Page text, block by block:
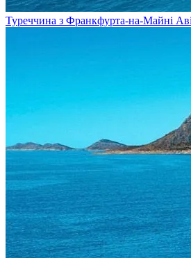
Туреччина з Франкфурта-на-Майні